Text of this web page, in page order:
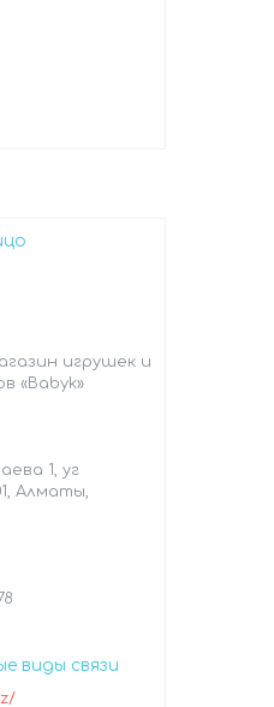
игрушек и
«Babyk»
1, уг
Алматы,